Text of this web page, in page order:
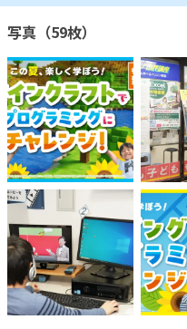
写真（59枚）